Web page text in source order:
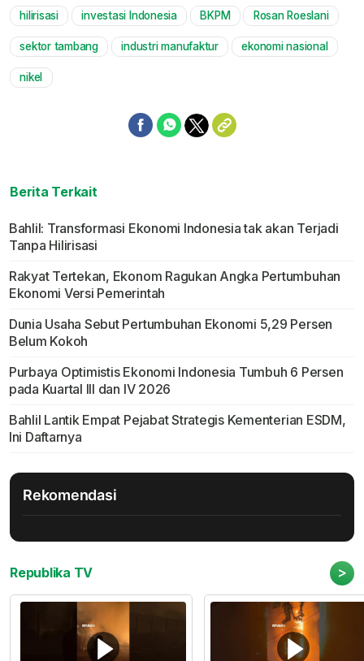
Mute
hilirisasi investasi Indonesia BKPM Rosan Roeslani
sektor tambang industri manufaktur ekonomi nasional
nikel
Berita Terkait
Bahlil: Transformasi Ekonomi Indonesia tak akan Terjadi
Tanpa Hilirisasi
Rakyat Tertekan, Ekonom Ragukan Angka Pertumbuhan
Ekonomi Versi Pemerintah
Dunia Usaha Sebut Pertumbuhan Ekonomi 5,29 Persen
Belum Kokoh
Purbaya Optimistis Ekonomi Indonesia Tumbuh 6 Persen
pada Kuartal III dan IV 2026
Bahlil Lantik Empat Pejabat Strategis Kementerian ESDM,
Ini Daftarnya
Rekomendasi
Republika TV >